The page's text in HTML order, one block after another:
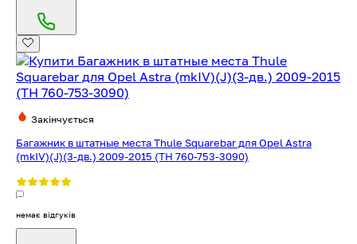
Закінчується
Багажник в штатные места Thule Squarebar для Opel Astra
(mkIV)(J)(3-дв.) 2009-2015 (TH 760-753-3090)
немає відгуків